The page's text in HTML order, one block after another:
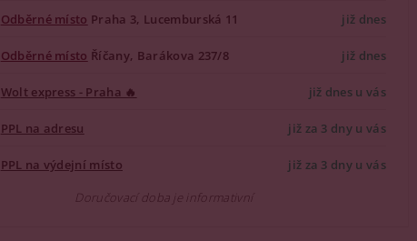
Odběrné místo Praha 3, Lucemburská 11 již dnes
Odběrné místo Říčany, Barákova 237/8 již dnes
Wolt express - Praha 🔥 již dnes u vás
PPL na adresu již za 3 dny u vás
PPL na výdejní místo
již za 3 dny u vás
Doručovací doba je informativní